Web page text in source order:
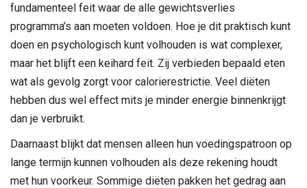
fundamenteel feit waar de alle gewichtsverlies
programma’s aan moeten voldoen. Hoe je dit praktisch kunt
doen en psychologisch kunt volhouden is wat complexer,
maar het blijft een keihard feit. Zij verbieden bepaald eten
wat als gevolg zorgt voor calorierestrictie. Veel diëten
hebben dus wel effect mits je minder energie binnenkrijgt
dan je verbruikt.
Daarnaast blijkt dat mensen alleen hun voedingspatroon op
lange termijn kunnen volhouden als deze rekening houdt
met hun voorkeur. Sommige diëten pakken het gedrag aan